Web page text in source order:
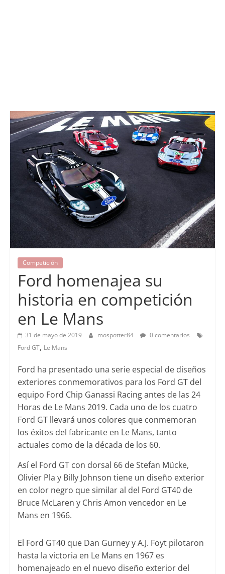
Competición
Ford homenajea su
historia en competición
en Le Mans
31 de mayo de 2019 mospotter84
0 comentarios
Ford GT, Le Mans
Ford ha presentado una serie especial de diseños
exteriores conmemorativos para los Ford GT del
equipo Ford Chip Ganassi Racing antes de las 24
Horas de Le Mans 2019. Cada uno de los cuatro
Ford GT llevará unos colores que conmemoran
los éxitos del fabricante en Le Mans, tanto
actuales como de la década de los 60.
Así el Ford GT con dorsal 66 de Stefan Mücke,
Olivier Pla y Billy Johnson tiene un diseño exterior
en color negro que similar al del Ford GT40 de
Bruce McLaren y Chris Amon vencedor en Le
Mans en 1966.
El Ford GT40 que Dan Gurney y A.J. Foyt pilotaron
hasta la victoria en Le Mans en 1967 es
homenajeado en el nuevo diseño exterior del